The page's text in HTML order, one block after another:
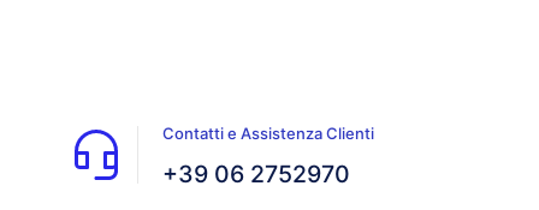
Contatti e Assistenza Clienti
+39 06 2752970